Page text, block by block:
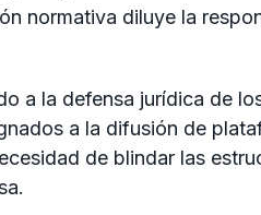
normativa diluye la
a la defensa jurídica de
a la difusión de
de blindar las